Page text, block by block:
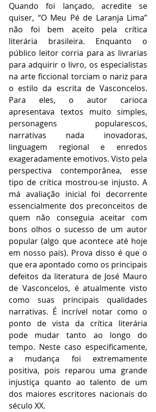
Quando foi lançado, acredite se
quiser, “O Meu Pé de Laranja Lima”
não foi bem aceito pela crítica
literária brasileira. Enquanto o
público leitor corria para as livrarias
para adquirir o livro, os especialistas
na arte ficcional torciam o nariz para
o estilo da escrita de Vasconcelos.
Para eles, o autor carioca
apresentava textos muito simples,
personagens popularescos,
narrativas nada inovadoras,
linguagem regional e enredos
exageradamente emotivos. Visto pela
perspectiva contemporânea, esse
tipo de crítica mostrou-se injusto. A
má avaliação inicial foi decorrente
essencialmente dos preconceitos de
quem não conseguia aceitar com
bons olhos o sucesso de um autor
popular (algo que acontece até hoje
em nosso país). Prova disso é que o
que era apontado como os principais
defeitos da literatura de José Mauro
de Vasconcelos, é atualmente visto
como suas principais qualidades
narrativas. É incrível notar como o
ponto de vista da crítica literária
pode mudar tanto ao longo do
tempo. Neste caso especificamente,
a mudança foi extremamente
positiva, pois reparou uma grande
injustiça quanto ao talento de um
dos maiores escritores nacionais do
século XX.